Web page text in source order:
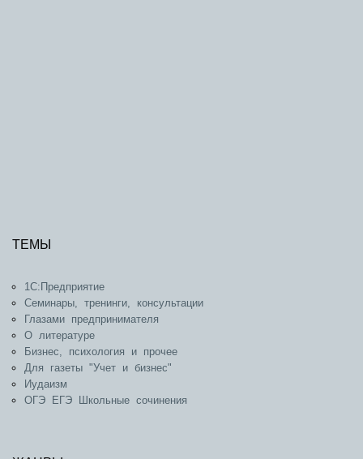
ТЕМЫ
1С:Предприятие
Семинары, тренинги, консультации
Глазами предпринимателя
О литературе
Бизнес, психология и прочее
Для газеты "Учет и бизнес"
Иудаизм
ОГЭ ЕГЭ Школьные сочинения